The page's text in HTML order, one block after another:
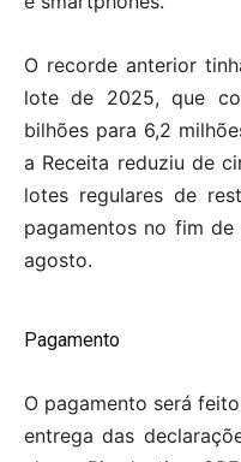
O recorde anterior
lote de 2025, que
bilhões para 6,2
a Receita reduziu de
lotes regulares de
pagamentos no fim
agosto.
Pagamento
O pagamento será
entrega das